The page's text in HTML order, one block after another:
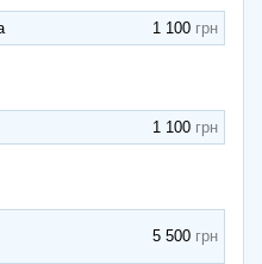
1 100
1 100
5 500